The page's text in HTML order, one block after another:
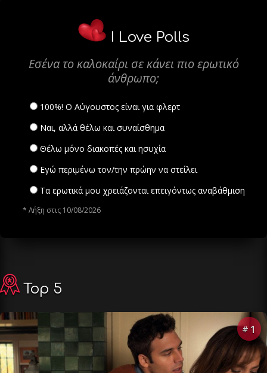
I Love Polls
Εσένα το καλοκαίρι σε κάνει πιο ερωτικό
άνθρωπο;
100%! Ο Αύγουστος είναι για φλερτ
Ναι, αλλά θέλω και συναίσθημα
Θέλω μόνο διακοπές και ησυχία
Εγώ περιμένω τον/την πρώην να στείλει
Τα ερωτικά μου χρειάζονται επειγόντως αναβάθμιση
* Λήξη στις 10/08/2026
Top 5
# 1